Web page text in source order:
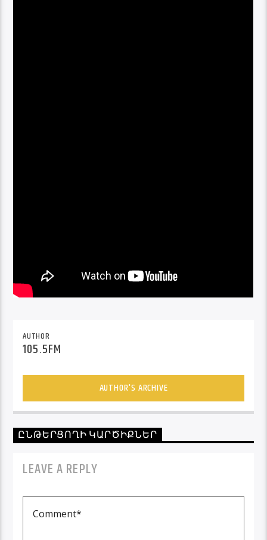
AUTHOR
105.5FM
AUTHOR'S ARCHIVE
ԸՆԹԵՐՑՈՂԻ ԿԱՐԾԻՔՆԵՐ
LEAVE A REPLY